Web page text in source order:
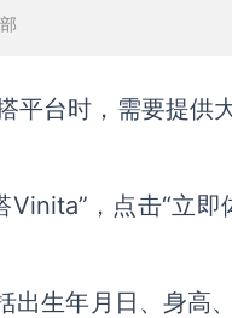
平台时，需要提供
，点击“立
出生年月日、身高